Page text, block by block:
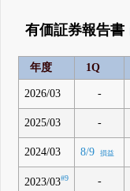
有価証券報告書
年度 1Q
2026/03 -
2025/03 -
2024/03 8/9 損益
2023/03#9 -